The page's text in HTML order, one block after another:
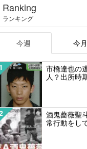
Ranking
ランキング
今週 今月
市橋達也の
人？出所時
酒鬼薔薇聖
常行動をし